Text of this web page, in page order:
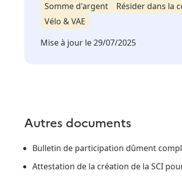
Somme d'argent Résider dans la
Vélo & VAE
Mise à jour le29/07/2025
Autres documents
Bulletin de participation dûment
Attestation de la création de la SCI